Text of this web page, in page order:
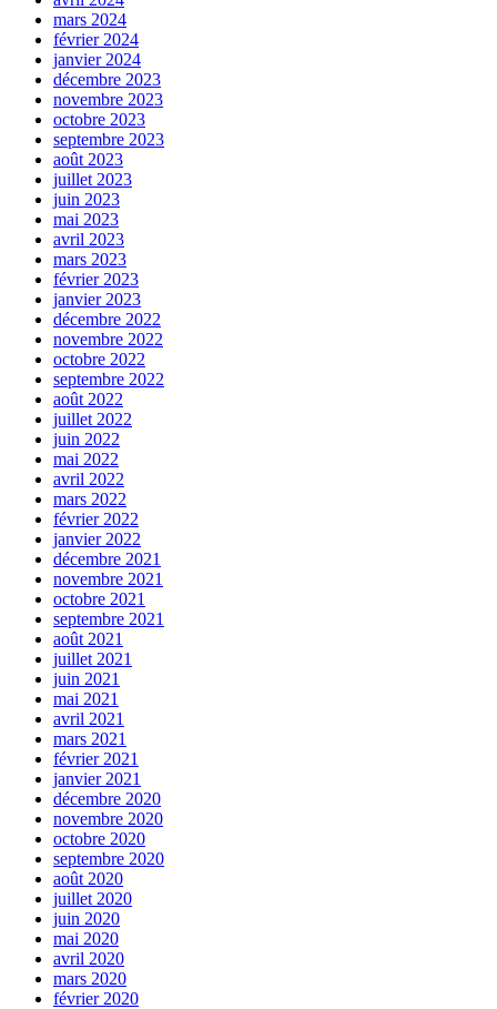
mars 2024
février 2024
janvier 2024
décembre 2023
novembre 2023
octobre 2023
septembre 2023
août 2023
juillet 2023
juin 2023
mai 2023
avril 2023
mars 2023
février 2023
janvier 2023
décembre 2022
novembre 2022
octobre 2022
septembre 2022
août 2022
juillet 2022
juin 2022
mai 2022
avril 2022
mars 2022
février 2022
janvier 2022
décembre 2021
novembre 2021
octobre 2021
septembre 2021
août 2021
juillet 2021
juin 2021
mai 2021
avril 2021
mars 2021
février 2021
janvier 2021
décembre 2020
novembre 2020
octobre 2020
septembre 2020
août 2020
juillet 2020
juin 2020
mai 2020
avril 2020
mars 2020
février 2020